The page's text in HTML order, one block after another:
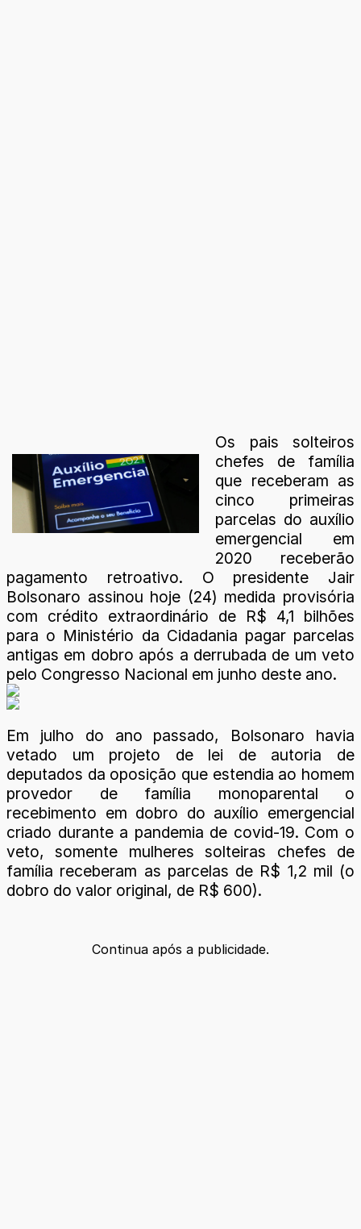
Os pais solteiros
chefes de família
que receberam as
cinco primeiras
parcelas do auxílio
emergencial em
2020 receberão
pagamento retroativo. O presidente Jair
Bolsonaro assinou hoje (24) medida provisória
com crédito extraordinário de R$ 4,1 bilhões
para o Ministério da Cidadania pagar parcelas
antigas em dobro após a derrubada de um veto
pelo Congresso Nacional em junho deste ano.
Em julho do ano passado, Bolsonaro havia
vetado um projeto de lei de autoria de
deputados da oposição que estendia ao homem
provedor de família monoparental o
recebimento em dobro do auxílio emergencial
criado durante a pandemia de covid-19. Com o
veto, somente mulheres solteiras chefes de
família receberam as parcelas de R$ 1,2 mil (o
dobro do valor original, de R$ 600).
Continua após a publicidade.